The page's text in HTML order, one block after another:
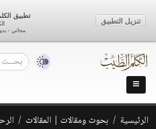
الرئيسية بحوث ومقالات | المقالات
تطبيق
مجاني -
تنزيل التطبيق